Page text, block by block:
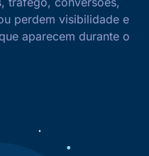
perdem visibilidade e
aparecem durante o